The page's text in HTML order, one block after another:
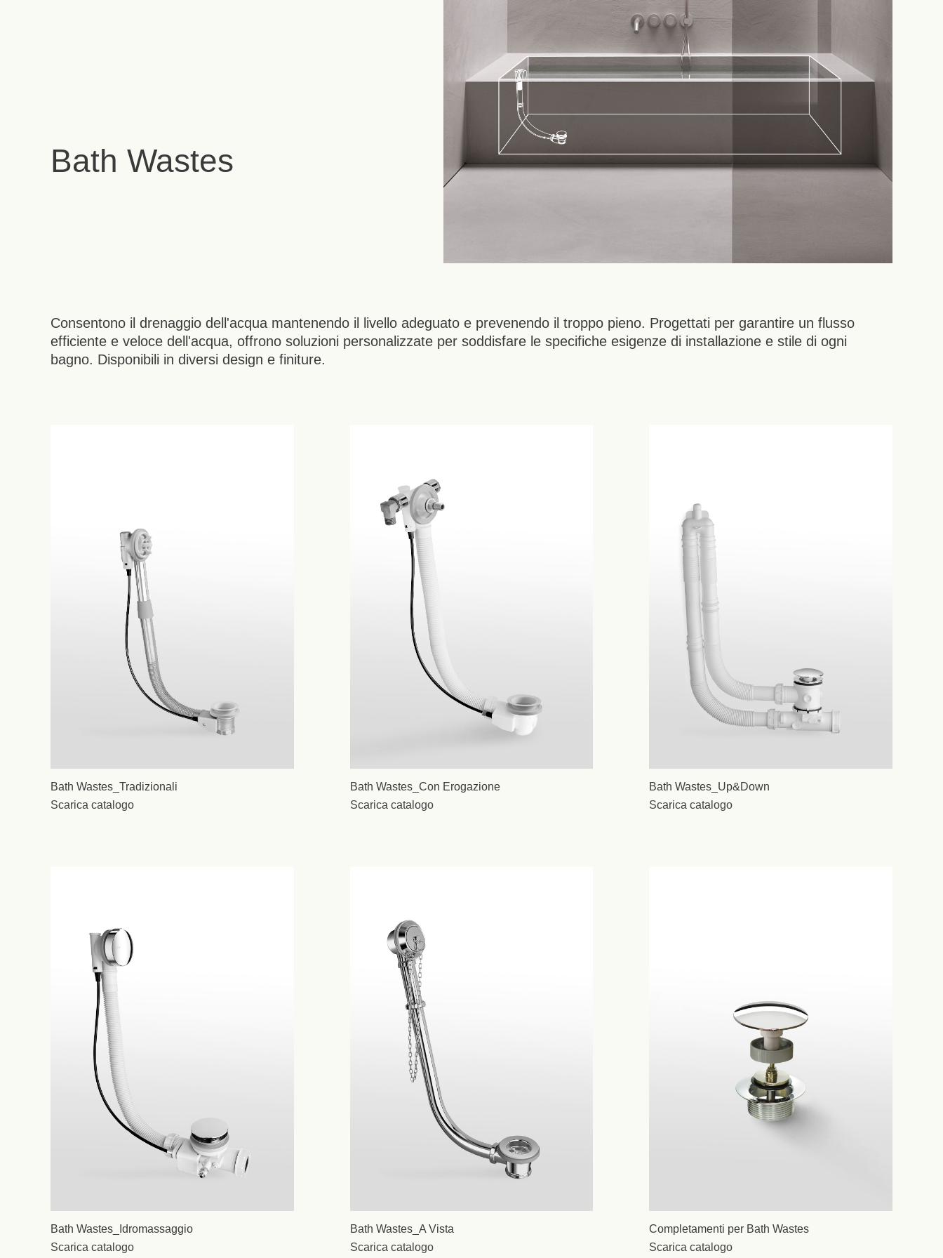
Bath Wastes
Consentono il drenaggio dell'acqua mantenendo il livello adeguato e prevenendo il troppo pieno. Progettati per garantire un flusso
efficiente e veloce dell'acqua, offrono soluzioni personalizzate per soddisfare le specifiche esigenze di installazione e stile di ogni
bagno. Disponibili in diversi design e finiture.
Bath Wastes_Tradizionali
Scarica catalogo
Bath Wastes_Con Erogazione
Scarica catalogo
Bath Wastes_Up&Down
Scarica catalogo
Bath Wastes_Idromassaggio
Scarica catalogo
Bath Wastes_A Vista
Scarica catalogo
Completamenti per Bath Wastes
Scarica catalogo